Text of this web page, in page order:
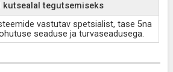
kutsealal tegutsemiseks
vastutav spetsialist, tase 5na
seaduse ja turvaseadusega.